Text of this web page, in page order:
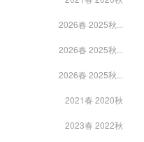
2026春 2025秋...
2026春 2025秋...
2026春 2025秋...
2021春 2020秋
2023春 2022秋